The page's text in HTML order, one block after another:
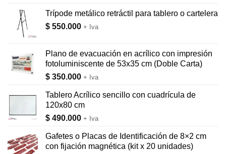
Trípode metálico retráctil para tablero o cartelera
$ 550.000 + Iva
Plano de evacuación en acrílico con impresión
fotoluminiscente de 53x35 cm (Doble Carta)
$ 350.000 + Iva
Tablero Acrílico sencillo con cuadrícula de
120x80 cm
$ 490.000 + Iva
Gafetes o Placas de Identificación de 8×2 cm
con fijación magnética (kit x 20 unidades)